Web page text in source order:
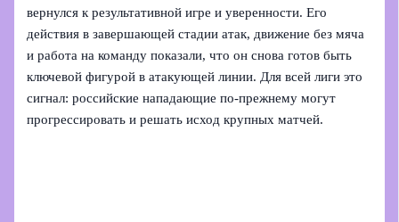
вернулся к результативной игре и уверенности. Его
действия в завершающей стадии атак, движение без мяча
и работа на команду показали, что он снова готов быть
ключевой фигурой в атакующей линии. Для всей лиги это
сигнал: российские нападающие по-прежнему могут
прогрессировать и решать исход крупных матчей.